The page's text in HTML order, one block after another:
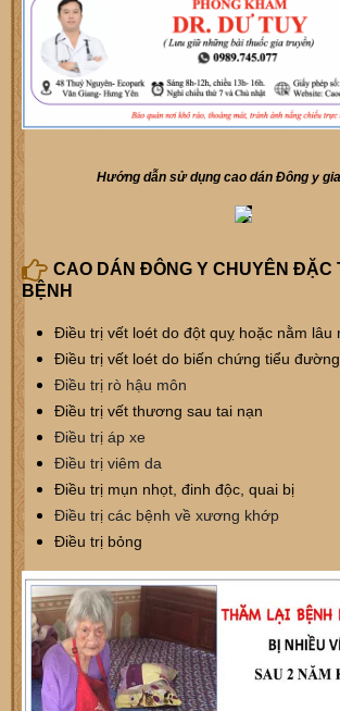
Hướng dẫn sử dụng cao dán Đông y
CAO DÁN ĐÔNG Y CHUYÊN ĐẶC
BỆNH
Điều trị vết loét do đột quỵ hoặc nằm lâu
Điều trị vết loét do biến chứng tiểu đường
Điều trị rò hậu môn
Điều trị vết thương sau tai nạn
Điều trị áp xe
Điều trị viêm da
Điều trị mụn nhọt, đinh độc, quai bị
Điều trị các bệnh về xương khớp
Điều trị bỏng